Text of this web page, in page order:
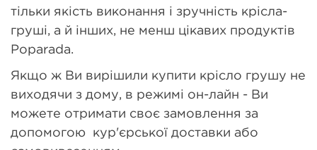
тільки якість виконання і зручність крісла-
груші, а й інших, не менш цікавих продуктів
Poparada.
Якщо ж Ви вирішили купити крісло грушу не
виходячи з дому, в режимі он-лайн - Ви
можете отримати своє замовлення за
допомогою кур'єрської доставки або